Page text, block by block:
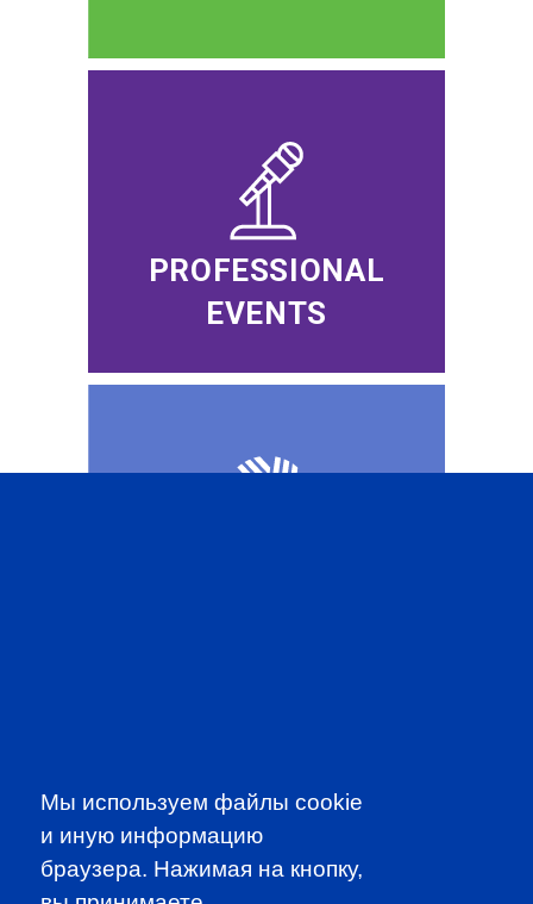
PROFESSIONAL
EVENTS
SUBSCRIBE TO OUR
NEWSLETTER
to be the first to know about all
CFA news, events an programms
Мы используем файлы cookie
и иную информацию
браузера. Нажимая на кнопку,